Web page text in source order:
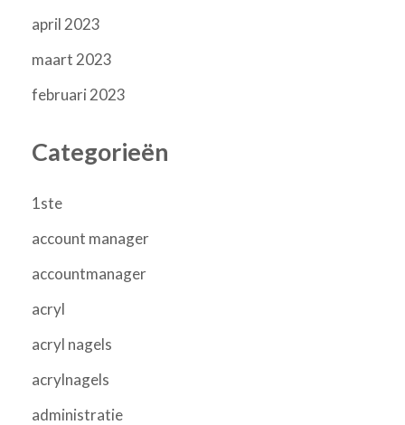
april 2023
maart 2023
februari 2023
Categorieën
1ste
account manager
accountmanager
acryl
acryl nagels
acrylnagels
administratie